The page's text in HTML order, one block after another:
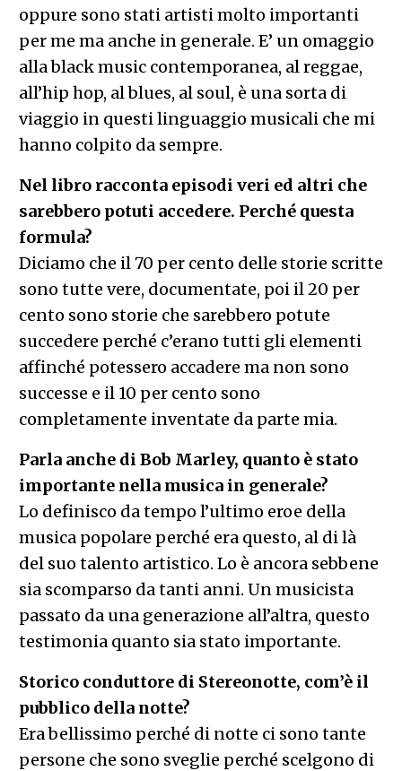
oppure sono stati artisti molto importanti
per me ma anche in generale. E’ un omaggio
alla black music contemporanea, al reggae,
all’hip hop, al blues, al soul, è una sorta di
viaggio in questi linguaggio musicali che mi
hanno colpito da sempre.
Nel libro racconta episodi veri ed altri che
sarebbero potuti accedere. Perché questa
formula?
Diciamo che il 70 per cento delle storie scritte
sono tutte vere, documentate, poi il 20 per
cento sono storie che sarebbero potute
succedere perché c’erano tutti gli elementi
affinché potessero accadere ma non sono
successe e il 10 per cento sono
completamente inventate da parte mia.
Parla anche di Bob Marley, quanto è stato
importante nella musica in generale?
Lo definisco da tempo l’ultimo eroe della
musica popolare perché era questo, al di là
del suo talento artistico. Lo è ancora sebbene
sia scomparso da tanti anni. Un musicista
passato da una generazione all’altra, questo
testimonia quanto sia stato importante.
Storico conduttore di Stereonotte, com’è il
pubblico della notte?
Era bellissimo perché di notte ci sono tante
persone che sono sveglie perché scelgono di